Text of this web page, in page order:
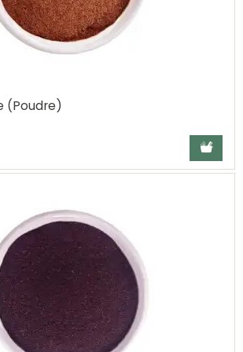
(Poudre)
Ajouter